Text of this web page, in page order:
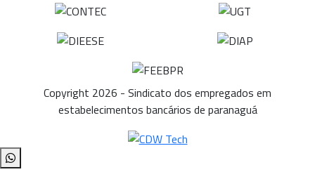
Copyright 2026 - Sindicato dos empregados em
estabelecimentos bancários de paranaguá